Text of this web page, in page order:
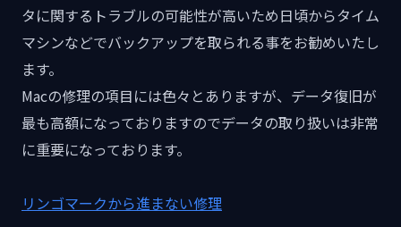
タに関するトラブルの可能性が高いため日頃からタイム
マシンなどでバックアップを取られる事をお勧めいたし
ます。
Macの修理の項目には色々とありますが、データ復旧が
最も高額になっておりますのでデータの取り扱いは非常
に重要になっております。
リンゴマークから進まない修理